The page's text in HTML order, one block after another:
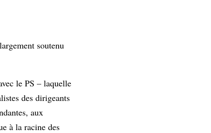
soutenu
le PS – laquelle
des dirigeants
aux
à la racine des